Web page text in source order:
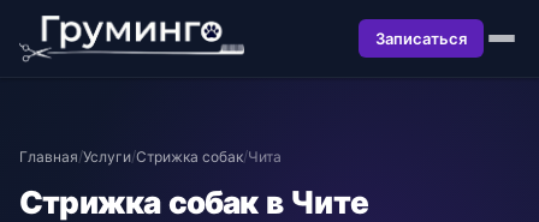
Записаться
Главная/Услуги/Стрижка собак/Чита
Стрижка собак в Чите